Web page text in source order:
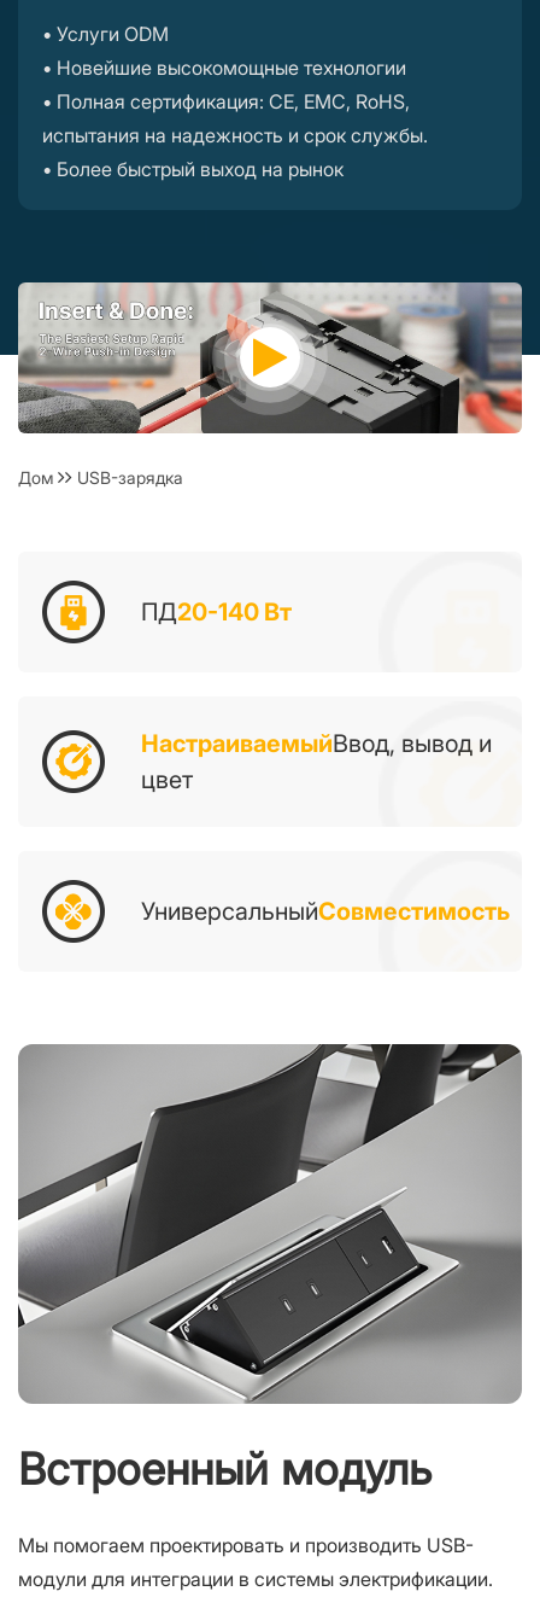
• Услуги ODM
• Новейшие высокомощные технологии
• Полная сертификация: CE, EMC, RoHS,
испытания на надежность и срок службы.
• Более быстрый выход на рынок
Дом USB-зарядка
ПД20-140 Вт
НастраиваемыйВвод, вывод и
цвет
УниверсальныйСовместимость
Встроенный модуль
Мы помогаем проектировать и производить USB-
модули для интеграции в системы электрификации.